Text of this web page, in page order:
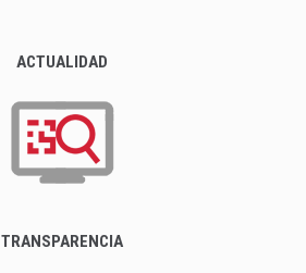
ACTUALIDAD
TRANSPARENCIA